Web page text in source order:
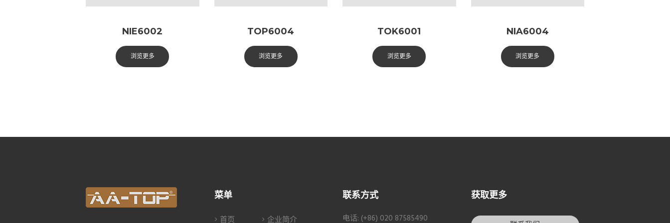
NIE6002
浏览更多
TOP6004
浏览更多
TOK6001
浏览更多
NIA6004
浏览更多
菜单
首页 企业简介
联系方式
电话: (+86) 020 87585490
获取更多